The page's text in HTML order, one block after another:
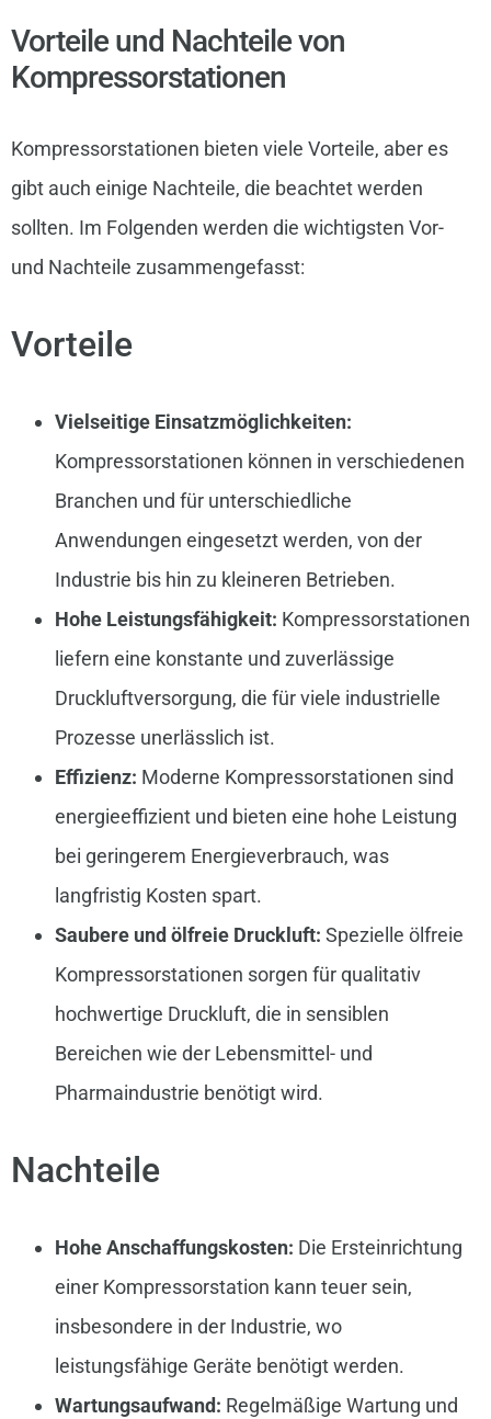
Vorteile und Nachteile von
Kompressorstationen
Kompressorstationen bieten viele Vorteile, aber es
gibt auch einige Nachteile, die beachtet werden
sollten. Im Folgenden werden die wichtigsten Vor-
und Nachteile zusammengefasst:
Vorteile
Vielseitige Einsatzmöglichkeiten:
Kompressorstationen können in verschiedenen
Branchen und für unterschiedliche
Anwendungen eingesetzt werden, von der
Industrie bis hin zu kleineren Betrieben.
Hohe Leistungsfähigkeit: Kompressorstationen
liefern eine konstante und zuverlässige
Druckluftversorgung, die für viele industrielle
Prozesse unerlässlich ist.
Effizienz: Moderne Kompressorstationen sind
energieeffizient und bieten eine hohe Leistung
bei geringerem Energieverbrauch, was
langfristig Kosten spart.
Saubere und ölfreie Druckluft: Spezielle ölfreie
Kompressorstationen sorgen für qualitativ
hochwertige Druckluft, die in sensiblen
Bereichen wie der Lebensmittel- und
Pharmaindustrie benötigt wird.
Nachteile
Hohe Anschaffungskosten: Die Ersteinrichtung
einer Kompressorstation kann teuer sein,
insbesondere in der Industrie, wo
leistungsfähige Geräte benötigt werden.
Wartungsaufwand: Regelmäßige Wartung und